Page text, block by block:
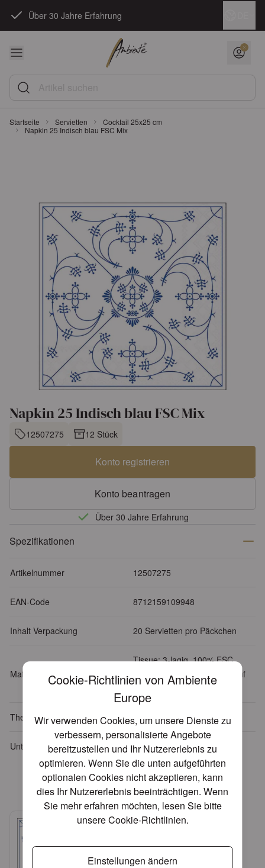
Cookie-Richtlinien von Ambiente
Europe
Wir verwenden Cookies, um unsere Dienste zu
verbessern, personalisierte Angebote
bereitzustellen und Ihr Nutzererlebnis zu
optimieren. Wenn Sie die unten aufgeführten
optionalen Cookies nicht akzeptieren, kann
dies Ihr Nutzererlebnis beeinträchtigen. Wenn
Sie mehr erfahren möchten, lesen Sie bitte
unsereCookie-Richtlinien.
Einstellungen ändern
Über 30 Jahre Erfahrung
Artikel suchen
Startseite Servietten
Cocktail 25x25 cm
Napkin 25 Indisch blau FSC Mix
Napkin 25 Indisch blau FSC Mix
12507275 12 Stück
Konto registrieren
Konto beantragen
Über 30 Jahre Erfahrung
Spezifikationen
Artikelnummer 12507275
EAN-Code 8712159109948
Inhalt Verpackung 20 Servietten pro Päckchen
Material
Tissue: 3-lagig, 100% FSC,
chlorfrei gebleicht, Farben auf
Wasserbasis
Themen Essen - Trinken
Unterthema Kaffee - Tee - Schokolade
Verwandte Produkte